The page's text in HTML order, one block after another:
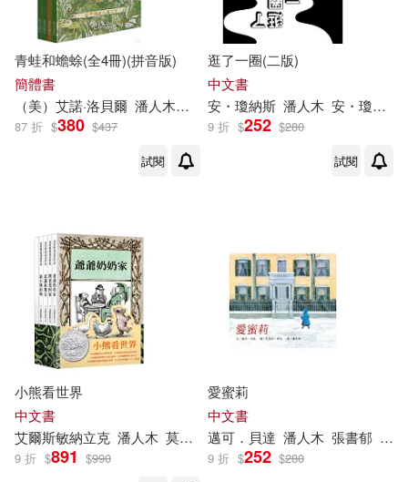
青蛙和蟾蜍(全4冊)(拼音版)
簡體書
（美）艾諾·洛貝爾 潘人木，黨英台
87 折 $380 $437
試閱
逛了一圈(二版)
中文書
安・瓊納斯 潘人木 安・瓊納斯(Ann Jonas)
9 折 $252 $280
試閱
小熊看世界
中文書
艾爾斯敏納立克 潘人木 莫里斯桑達克
9 折 $891 $990
愛蜜莉
中文書
邁可．貝達 潘人木 張書郁 芭
9 折 $252 $280